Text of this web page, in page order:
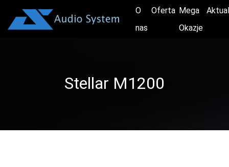
O
nas
Oferta Mega
Okazje
Stellar M1200